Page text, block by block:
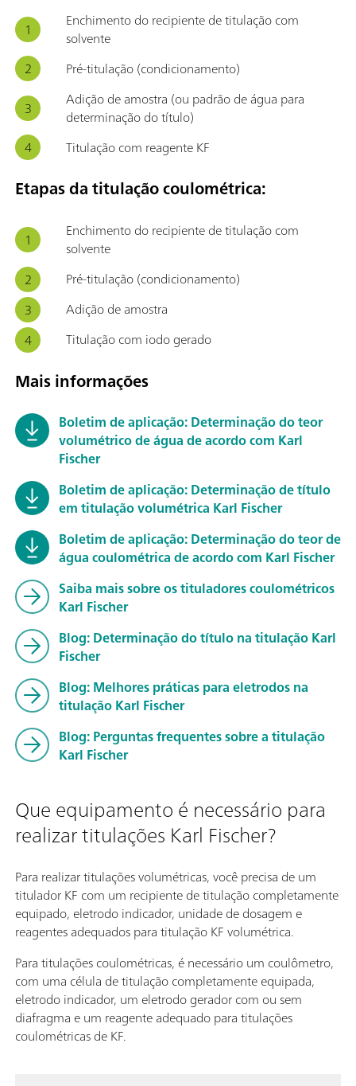
Enchimento do recipiente de titulação com
solvente
Pré-titulação (condicionamento)
Adição de amostra (ou padrão de água para
determinação do título)
Titulação com reagente KF
Etapas da titulação coulométrica:
Enchimento do recipiente de titulação com
solvente
Pré-titulação (condicionamento)
Adição de amostra
Titulação com iodo gerado
Mais informações
Boletim de aplicação: Determinação do teor
volumétrico de água de acordo com Karl
Fischer
Boletim de aplicação: Determinação de título
em titulação volumétrica Karl Fischer
Boletim de aplicação: Determinação do teor de
água coulométrica de acordo com Karl Fischer
Saiba mais sobre os tituladores coulométricos
Karl Fischer
Blog: Determinação do título na titulação Karl
Fischer
Blog: Melhores práticas para eletrodos na
titulação Karl Fischer
Blog: Perguntas frequentes sobre a titulação
Karl Fischer
Que equipamento é necessário para
realizar titulações Karl Fischer?
Para realizar titulações volumétricas, você precisa de um
titulador KF com um recipiente de titulação completamente
equipado, eletrodo indicador, unidade de dosagem e
reagentes adequados para titulação KF volumétrica.
Para titulações coulométricas, é necessário um coulômetro,
com uma célula de titulação completamente equipada,
eletrodo indicador, um eletrodo gerador com ou sem
diafragma e um reagente adequado para titulações
coulométricas de KF.